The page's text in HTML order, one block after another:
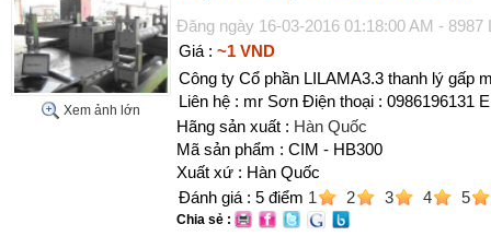
Xem ảnh lớn
Đăng ngày 16-03-2016 01:18:00 AM -
Giá : ~1 VND
Công ty Cổ phần LILAMA3.3 thanh lý gấp
Liên hệ : mr Sơn Điện thoại : 0986196131
Hãng sản xuất : Hàn Quốc
Mã sản phẩm : CIM - HB300
Xuất xứ : Hàn Quốc
Đánh giá : 5 điểm 1 2 3 4 5
Chia sẻ :